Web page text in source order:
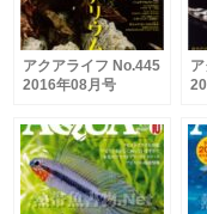
アクアライフ No.445
2016年08月号